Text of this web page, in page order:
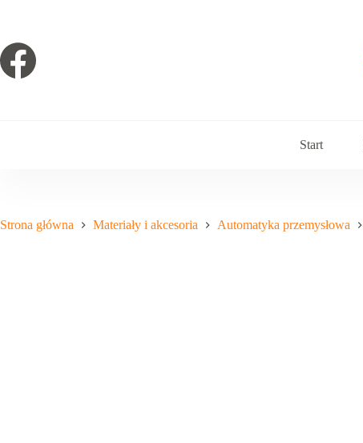
Start
Strona główna Materiały i akcesoria Automatyka przemysłowa